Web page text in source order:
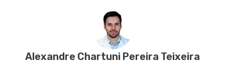
Shls nr. 716 Conj. A Bloco B Edifício Ohb - Asa Sul,
Shln nr. 516 Conj. D Subsolo - Asa Norte, Brasilia -
Alexandre Chartuni Pereira Teixeira